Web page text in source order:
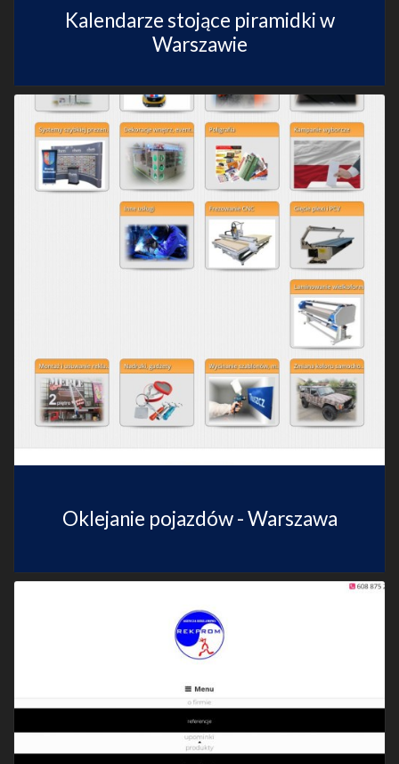
Kalendarze stojące piramidki w
Warszawie
Oklejanie pojazdów - Warszawa